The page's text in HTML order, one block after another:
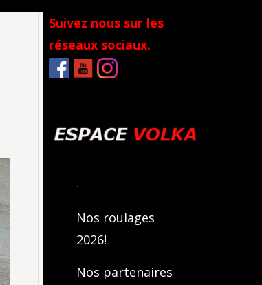
Suivez nous sur les
réseaux sociaux.
.
Nos roulages
2026!
Nos partenaires